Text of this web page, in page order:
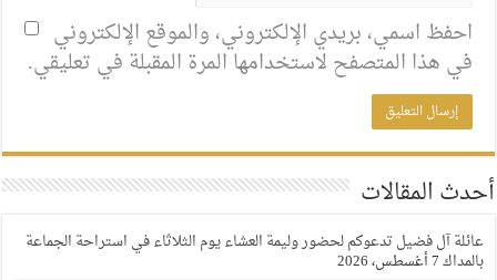
احفظ اسمي، بريدي الإلكتروني، والموقع الإلكتروني
في هذا المتصفح لاستخدامها المرة المقبلة في تعليقي.
أحدث المقالات
عائلة آل فضيل تدعوكم لحضور وليمة العشاء يوم الثلاثاء في استراحة الجماعة
بالمداك7 أغسطس، 2026